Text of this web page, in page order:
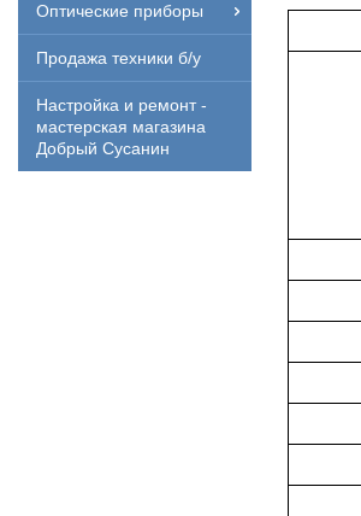
Оптические приборы
Продажа техники б/у
Настройка и ремонт -
мастерская магазина
Добрый Сусанин